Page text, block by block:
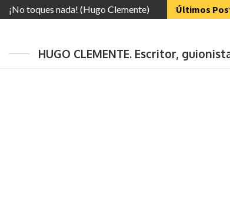
¡No toques nada! (Hugo Clemente) Últimos
HUGO CLEMENTE. Escritor,